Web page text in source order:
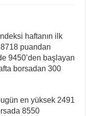
haftanın ilk
puandan
9450’den başlayan
borsadan 300
en yüksek 2491
8550